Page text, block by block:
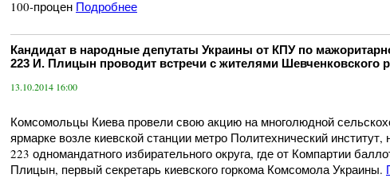
100-процен Подробнее
Кандидат в народные депутаты Украины от КПУ по
223 И. Плицын проводит встречи с жителями Шевченковского
13.10.2014 16:00
Комсомольцы Киева провели свою акцию на многолюдной
ярмарке возле киевской станции метро Политехнический институт,
223 одномандатного избирательного округа, где от Компартии
Плицын, первый секретарь киевского горкома Комсомола Украины.